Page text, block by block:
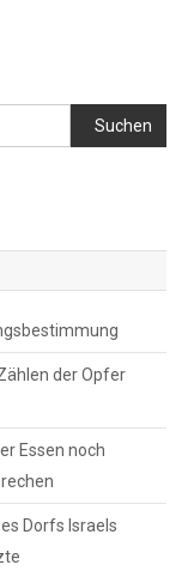
Suchen
der Opfer
Essen noch
Dorfs Israels